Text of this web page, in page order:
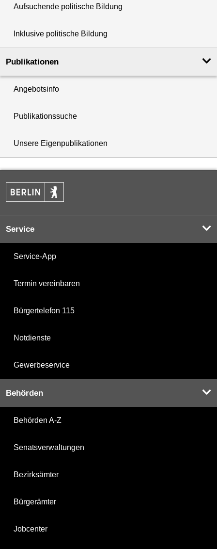
Aufsuchende politische Bildung
Inklusive politische Bildung
Publikationen
Angebotsinfo
Publikationssuche
Unsere Eigenpublikationen
Service
Service-App
Termin vereinbaren
Bürgertelefon 115
Notdienste
Gewerbeservice
Behörden
Behörden A-Z
Senatsverwaltungen
Bezirksämter
Bürgerämter
Jobcenter